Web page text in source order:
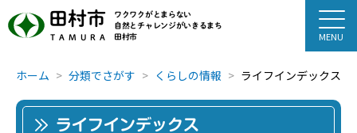
田村市
TAMURA
ワクワクがとまらない
自然とチャレンジがいきるまち
田村市
ホーム 分類でさがす くらしの情報 ライフインデックス
ライフインデックス